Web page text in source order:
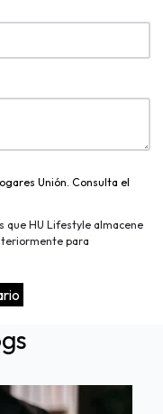
Unión. Consulta el
que HU Lifestyle almacene
para